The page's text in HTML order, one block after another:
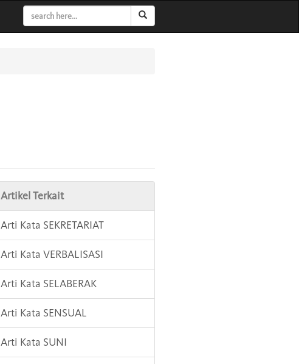
Artikel Terkait
Arti Kata SEKRETARIAT
Arti Kata VERBALISASI
Arti Kata SELABERAK
Arti Kata SENSUAL
Arti Kata SUNI